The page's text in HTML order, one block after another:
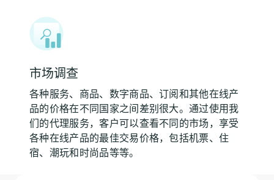
市场调查
各种服务、商品、数字商品、订阅和其他在线产
品的价格在不同国家之间差别很大。通过使用我
们的代理服务，客户可以查看不同的市场，享受
各种在线产品的最佳交易价格，包括机票、住
宿、潮玩和时尚品等等。